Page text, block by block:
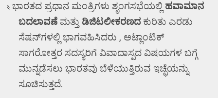
§ ಭಾರತದ ಪ್ರಧಾನ ಮಂತ್ರಿಗಳು ಶೃಂಗಸಭೆಯಲ್ಲಿ ಹವಾಮಾನ
ಬದಲಾವಣೆ ಮತ್ತು ಡಿಜಿಟಲೀಕರಣದ ಕುರಿತು ಎರಡು
ಸೆಷನ್‌ಗಳಲ್ಲಿ ಭಾಗವಹಿಸಿದರು , ಅಟ್ಲಾಂಟಿಕ್
ಸಾಗರೋತ್ತರ ಸದಸ್ಯರಿಗೆ ವಿವಾದಾಸ್ಪದ ವಿಷಯಗಳ ಬಗ್ಗೆ
ಮುನ್ನಡೆಸಲು ಭಾರತವು ಬೆಳೆಯುತ್ತಿರುವ ಇಚ್ಛೆಯನ್ನು
ಸೂಚಿಸುತ್ತದೆ.